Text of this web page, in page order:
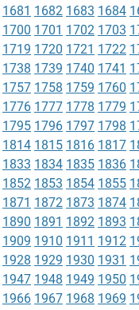
1681 1682 1683 1684
1700 1701 1702 1703
1719 1720 1721 1722
1738 1739 1740 1741
1757 1758 1759 1760
1776 1777 1778 1779
1795 1796 1797 1798
1814 1815 1816 1817
1833 1834 1835 1836
1852 1853 1854 1855
1871 1872 1873 1874
1890 1891 1892 1893
1909 1910 1911 1912
1928 1929 1930 1931
1947 1948 1949 1950
1966 1967 1968 1969